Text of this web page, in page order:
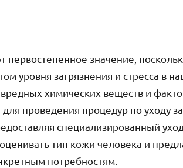
первостепенное значение,
уровня загрязнения и стресса в
химических веществ и
проведения процедур по уходу
специализированный
тип кожи человека и
потребностям.